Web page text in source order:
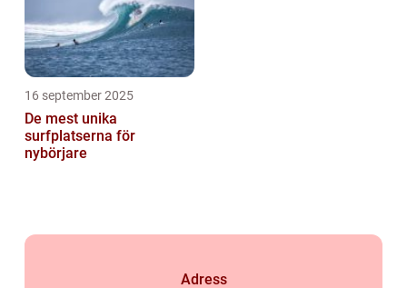
16 september 2025
De mest unika
surfplatserna för
nybörjare
Adress